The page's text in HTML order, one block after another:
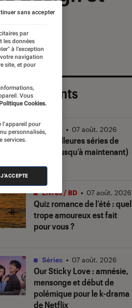
plus récents
Les meilleures séries de
2026 (jusqu’à maintenant)
Séries • 07 août. 2026
Quiz romance de l’été : quel
trope amoureux est fait
pour vous ?
Livres / BD • 07 août. 2026
Our Sticky Love: amnésie,
mensonge et début de
polémique pour le k-drama
de Netflix
Séries • 07 août. 2026
par
les données
à l’exception
navigation
site, et pour
Vous
Politique Cookies.
pour
personnalisés,
services.
J'ACCEPTE
sans accepter